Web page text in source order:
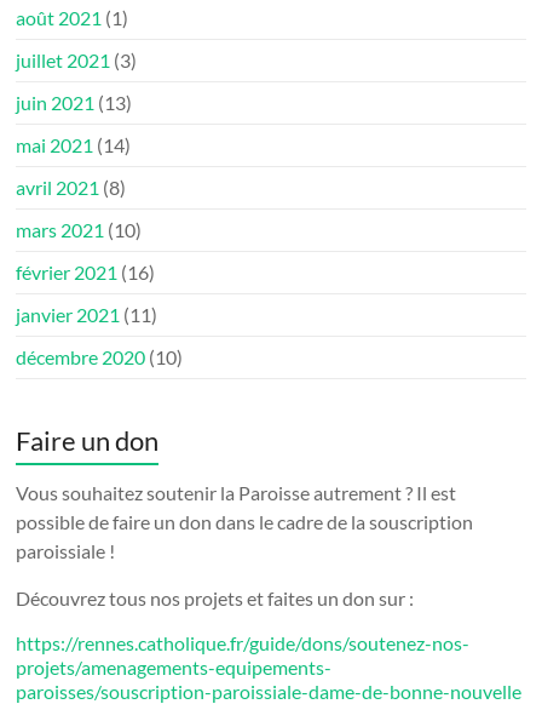
août 2021 (1)
juillet 2021 (3)
juin 2021 (13)
mai 2021 (14)
avril 2021 (8)
mars 2021 (10)
février 2021 (16)
janvier 2021 (11)
décembre 2020 (10)
Faire un don
Vous souhaitez soutenir la Paroisse autrement ? Il est
possible de faire un don dans le cadre de la souscription
paroissiale !
Découvrez tous nos projets et faites un don sur :
https://rennes.catholique.fr/guide/dons/soutenez-nos-
projets/amenagements-equipements-
paroisses/souscription-paroissiale-dame-de-bonne-nouvelle